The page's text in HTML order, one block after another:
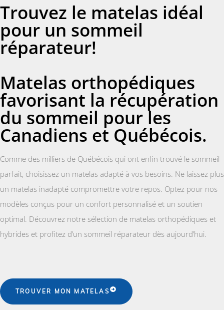
Trouvez le matelas idéal
pour un sommeil
réparateur!
Matelas orthopédiques
favorisant la récupération
du sommeil pour les
Canadiens et Québécois.
Comme des milliers de Québécois qui ont enfin trouvé le sommeil
parfait, choisissez un matelas adapté à vos besoins. Ne laissez plus
un matelas inadapté compromettre votre repos. Optez pour nos
modèles conçus pour un confort personnalisé et un soutien
optimal. Découvrez notre sélection de matelas orthopédiques et
hybrides et profitez d’un sommeil réparateur dès aujourd’hui.
TROUVER MON MATELAS